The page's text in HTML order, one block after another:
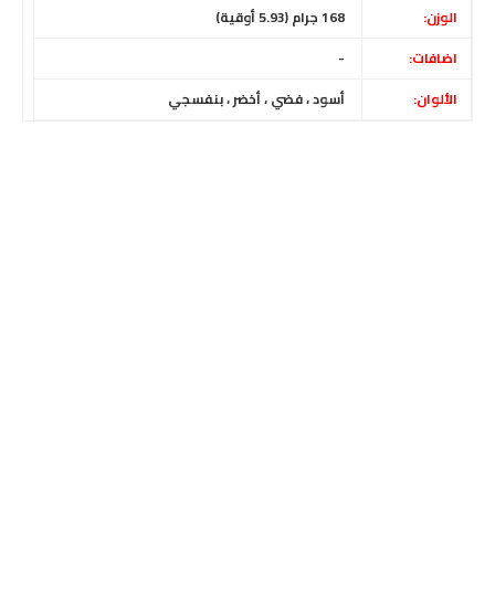
الوزن:
اضافات:
-
الألوان:
أسود ، فضي ، أخضر ، بنفسجي